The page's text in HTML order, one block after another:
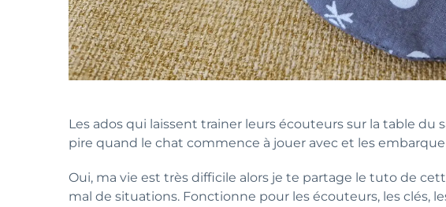
Les ados qui laissent trainer leurs écouteurs sur la table du
pire quand le chat commence à jouer avec et les embarque
Oui, ma vie est très difficile alors je te partage le tuto de
mal de situations. Fonctionne pour les écouteurs, les clés,